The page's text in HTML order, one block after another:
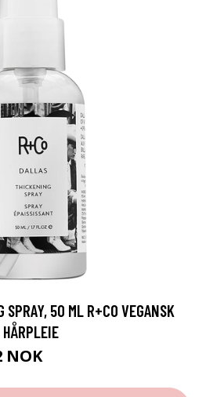
50 ML R+CO VEGANSK
HÅRPLEIE
NOK